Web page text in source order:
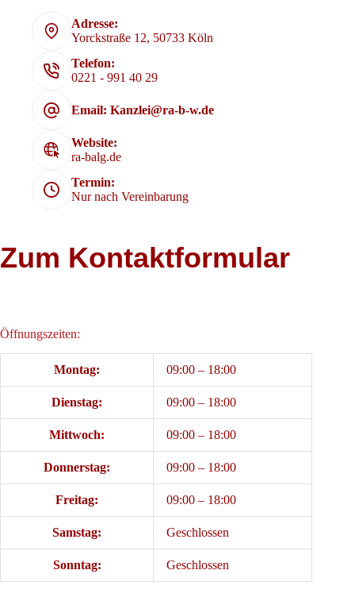
Adresse:
Yorckstraße 12, 50733 Köln
Telefon:
0221 - 991 40 29
Email: Kanzlei@ra-b-w.de
Website:
ra-balg.de
Termin:
Nur nach Vereinbarung
Zum Kontaktformular
Öffnungszeiten:
Montag: 09:00 – 18:00
Dienstag: 09:00 – 18:00
Mittwoch: 09:00 – 18:00
Donnerstag: 09:00 – 18:00
Freitag: 09:00 – 18:00
Samstag: Geschlossen
Sonntag: Geschlossen